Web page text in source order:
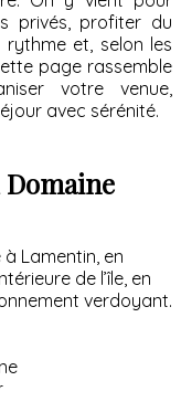
privés, profiter du
rythme et, selon les
page rassemble
votre venue,
avec sérénité.
Lamentin, en
de l’île, en
verdoyant.